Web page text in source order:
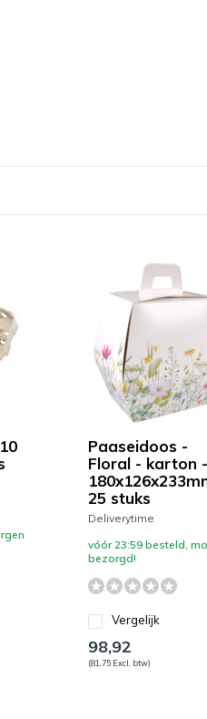
Paaseidoos -
Floral - karton -
25 stuks
Deliverytime
vóór 23:59 besteld,
bezorgd!
Vergelijk
98,92
(81,75 Excl. btw)